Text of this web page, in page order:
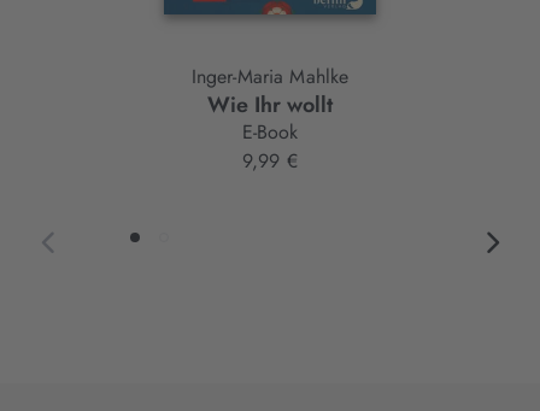
Inger-Maria Mahlke
Wie Ihr wollt
E-Book
9,99 €